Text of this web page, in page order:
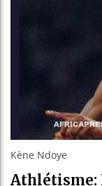
Kène Ndoye
Athlétisme: